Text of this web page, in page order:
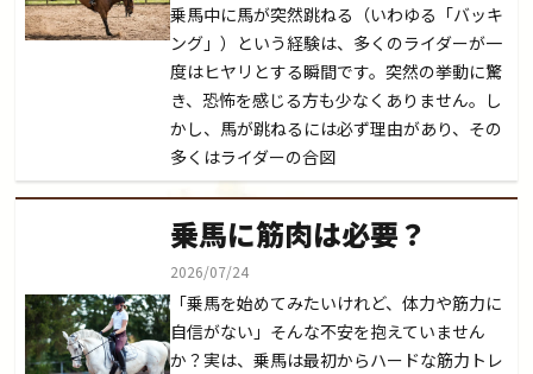
乗馬中に馬が突然跳ねる（いわゆる「バッキ
ング」）という経験は、多くのライダーが一
度はヒヤリとする瞬間です。突然の挙動に驚
き、恐怖を感じる方も少なくありません。し
かし、馬が跳ねるには必ず理由があり、その
多くはライダーの合図
乗馬に筋肉は必要？
2026/07/24
「乗馬を始めてみたいけれど、体力や筋力に
自信がない」そんな不安を抱えていません
か？実は、乗馬は最初からハードな筋力トレ